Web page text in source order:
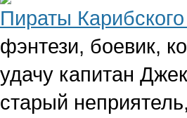
Пираты
фэнтези, боевик,
удачу капитан
старый